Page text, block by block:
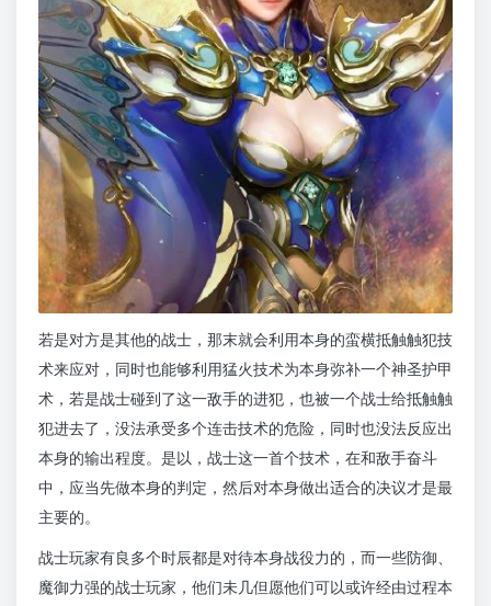
若是对方是其他的战士，那末就会利用本身的蛮横抵触触犯技
术来应对，同时也能够利用猛火技术为本身弥补一个神圣护甲
术，若是战士碰到了这一敌手的进犯，也被一个战士给抵触触
犯进去了，没法承受多个连击技术的危险，同时也没法反应出
本身的输出程度。是以，战士这一首个技术，在和敌手奋斗
中，应当先做本身的判定，然后对本身做出适合的决议才是最
主要的。
战士玩家有良多个时辰都是对待本身战役力的，而一些防御、
魔御力强的战士玩家，他们未几但愿他们可以或许经由过程本